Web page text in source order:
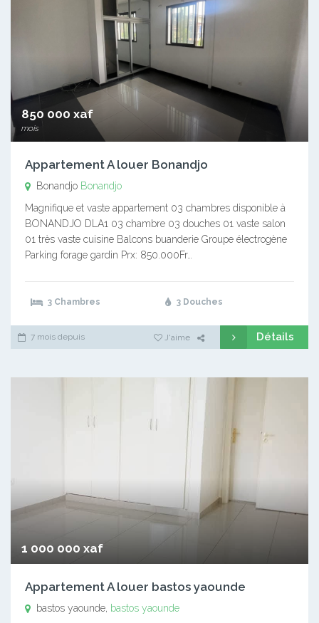
850 000 xaf
mois
Appartement A louer Bonandjo
Bonandjo Bonandjo
Magnifique et vaste appartement 03 chambres disponible à
BONANDJO DLA1 03 chambre 03 douches 01 vaste salon
01 très vaste cuisine Balcons buanderie Groupe électrogène
Parking forage gardin Prx: 850.000Fr…
3 Chambres 3 Douches
7 mois depuis J'aime Détails
1 000 000 xaf
Appartement A louer bastos yaounde
bastos yaounde, bastos yaounde